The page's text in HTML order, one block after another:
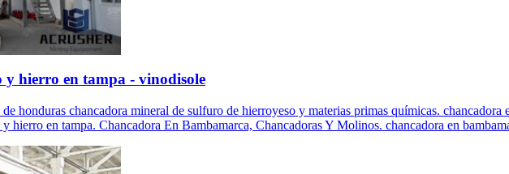
y hierro en tampa - vinodisole
honduras chancadora mineral de sulfuro de hierroyeso y materias primas químicas.
hierro en tampa. Chancadora En Bambamarca, Chancadoras Y Molinos. chancadora en